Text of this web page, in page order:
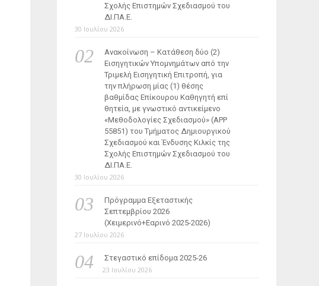
Σχολής Επιστημών Σχεδιασμού του
ΔΙ.ΠΑ.Ε.
30 Ιουλίου 2026
Ανακοίνωση – Κατάθεση δύο (2)
Εισηγητικών Υπομνημάτων από την
Τριμελή Εισηγητική Επιτροπή, για
την πλήρωση μίας (1) θέσης
βαθμίδας Επίκουρου Καθηγητή επί
θητεία, με γνωστικό αντικείμενο
«Μεθοδολογίες Σχεδιασμού» (ΑΡΡ
55851) του Τμήματος Δημιουργικού
Σχεδιασμού και Ένδυσης Κιλκίς της
Σχολής Επιστημών Σχεδιασμού του
ΔΙ.ΠΑ.Ε.
30 Ιουλίου 2026
Πρόγραμμα Εξεταστικής
Σεπτεμβρίου 2026
(Χειμερινό+Εαρινό 2025-2026)
27 Ιουλίου 2026
Στεγαστικό επίδομα 2025-26
23 Ιουλίου 2026